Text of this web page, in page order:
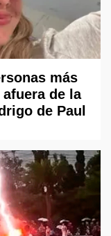
más
de la
de Paul